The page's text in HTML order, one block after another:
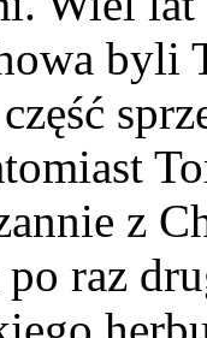
byli
z
raz